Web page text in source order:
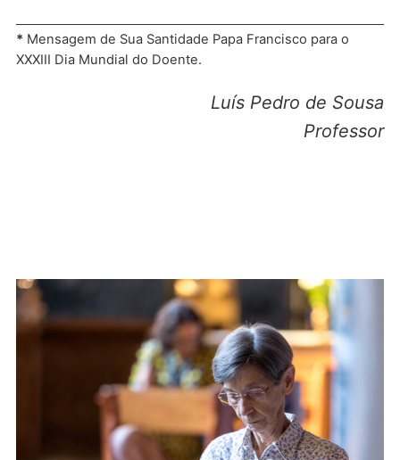
* Mensagem de Sua Santidade Papa Francisco para o
XXXIII Dia Mundial do Doente.
Luís Pedro de Sousa
Professor